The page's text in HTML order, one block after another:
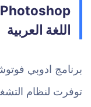
اللغة العربية
برنامج ادوبي
توفرت لنظام